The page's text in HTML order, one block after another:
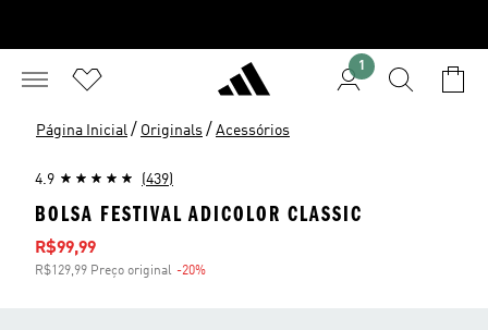
1
Página Inicial / Originals / Acessórios
4.9 (439)
BOLSA FESTIVAL ADICOLOR CLASSIC
Preço com desconto
R$99,99
R$129,99 Preço original -20%